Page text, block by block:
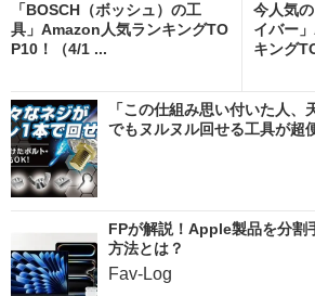
「BOSCH（ボッシュ）の工
具」Amazon人気ランキングTO
P10！（4/1 ...
今人気
イバー
キング
「この仕組み思い付いた人
でもヌルヌル回せる工具が超
FPが解説！Apple製品を分割
方法とは？
Fav-Log